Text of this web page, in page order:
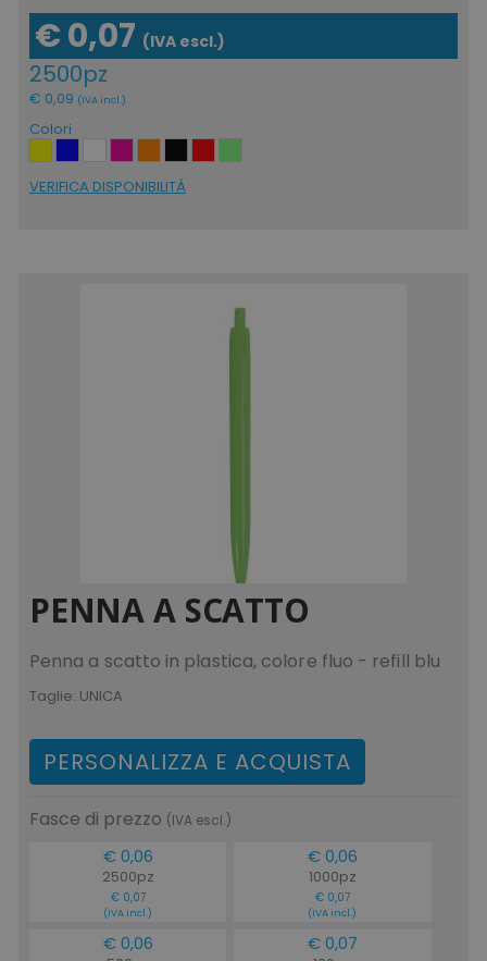
€ 0,07 (IVA escl.)
2500pz
€ 0,09 (IVA incl.)
Colori
VERIFICA DISPONIBILITÁ
PENNA A SCATTO
Penna a scatto in plastica, colore fluo - refill blu
Taglie: UNICA
PERSONALIZZA E ACQUISTA
Fasce di prezzo (IVA escl.)
€ 0,06
2500pz
€ 0,07
(IVA incl.)
€ 0,06
1000pz
€ 0,07
(IVA incl.)
€ 0,06 € 0,07